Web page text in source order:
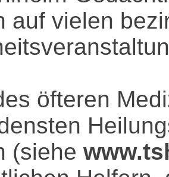
auf vielen
öfteren
(siehe